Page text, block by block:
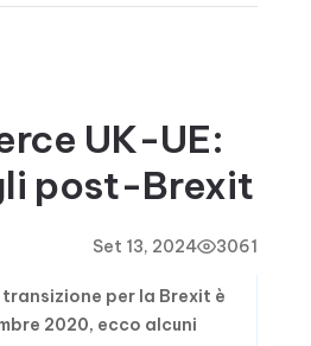
UK-UE:
post-Brexit
Set 13, 2024 3061
per la Brexit è
2020, ecco alcuni